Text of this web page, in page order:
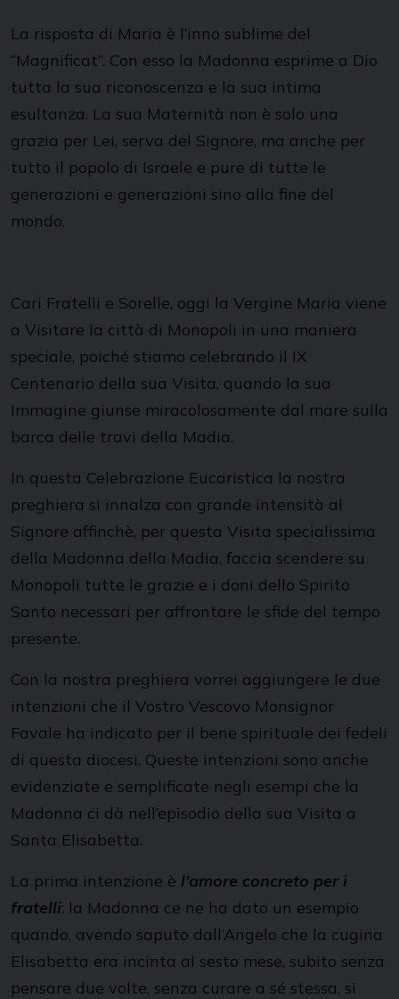
La risposta di Maria è l’inno sublime del
“Magnificat”. Con esso la Madonna esprime a Dio
tutta la sua riconoscenza e la sua intima
esultanza. La sua Maternità non è solo una
grazia per Lei, serva del Signore, ma anche per
tutto il popolo di Israele e pure di tutte le
generazioni e generazioni sino alla fine del
mondo.
Cari Fratelli e Sorelle, oggi la Vergine Maria viene
a Visitare la città di Monopoli in una maniera
speciale, poiché stiamo celebrando il IX
Centenario della sua Visita, quando la sua
Immagine giunse miracolosamente dal mare sulla
barca delle travi della Madia.
In questa Celebrazione Eucaristica la nostra
preghiera si innalza con grande intensità al
Signore affinchè, per questa Visita specialissima
della Madonna della Madia, faccia scendere su
Monopoli tutte le grazie e i doni dello Spirito
Santo necessari per affrontare le sfide del tempo
presente.
Con la nostra preghiera vorrei aggiungere le due
intenzioni che il Vostro Vescovo Monsignor
Favale ha indicato per il bene spirituale dei fedeli
di questa diocesi. Queste intenzioni sono anche
evidenziate e semplificate negli esempi che la
Madonna ci dà nell’episodio della sua Visita a
Santa Elisabetta.
La prima intenzione è l’amore concreto per i
fratelli: la Madonna ce ne ha dato un esempio
quando, avendo saputo dall’Angelo che la cugina
Elisabetta era incinta al sesto mese, subito senza
pensare due volte, senza curare a sé stessa, si